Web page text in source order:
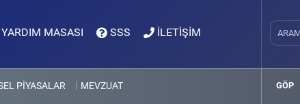
YARDIM MASASI SSS İLETİŞİM
PİYASALAR MEVZUAT GÖP